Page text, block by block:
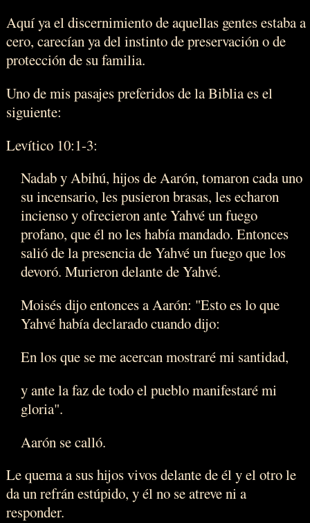
Aquí ya el discernimiento de aquellas gentes estaba a
cero, carecían ya del instinto de preservación o de
protección de su familia.
Uno de mis pasajes preferidos de la Biblia es el
siguiente:
Levítico 10:1-3:
Nadab y Abihú, hijos de Aarón, tomaron cada uno
su incensario, les pusieron brasas, les echaron
incienso y ofrecieron ante Yahvé un fuego
profano, que él no les había mandado. Entonces
salió de la presencia de Yahvé un fuego que los
devoró. Murieron delante de Yahvé.
Moisés dijo entonces a Aarón: "Esto es lo que
Yahvé había declarado cuando dijo:
En los que se me acercan mostraré mi santidad,
y ante la faz de todo el pueblo manifestaré mi
gloria".
Aarón se calló.
Le quema a sus hijos vivos delante de él y el otro le
da un refrán estúpido, y él no se atreve ni a
responder.